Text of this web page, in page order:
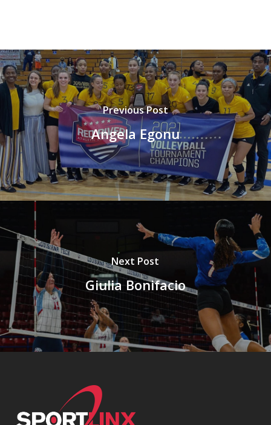
Previous Post
Angela Egonu
Next Post
Giulia Bonifacio